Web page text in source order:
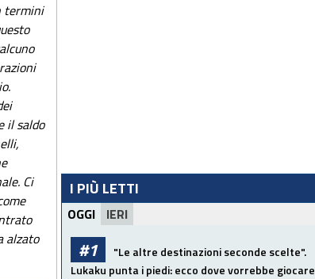
termini
il saldo
Ci
alzato
I PIÙ LETTI
OGGI IERI
#1
"Le altre destinazioni seconde scelte".
Lukaku punta i piedi: ecco dove vorrebbe giocare